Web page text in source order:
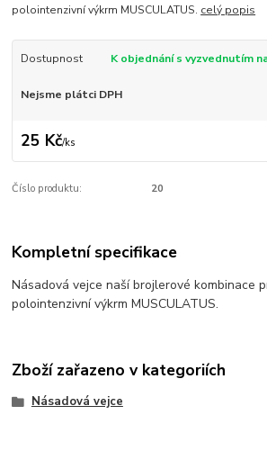
polointenzivní výkrm MUSCULATUS. celý popis
Dostupnost K objednání s vyzvednutím
Nejsme plátci DPH
25 Kč/ks
Číslo produktu: 20
Kompletní specifikace
Násadová vejce naší brojlerové kombinace
polointenzivní výkrm MUSCULATUS.
Zboží zařazeno v kategoriích
Násadová vejce